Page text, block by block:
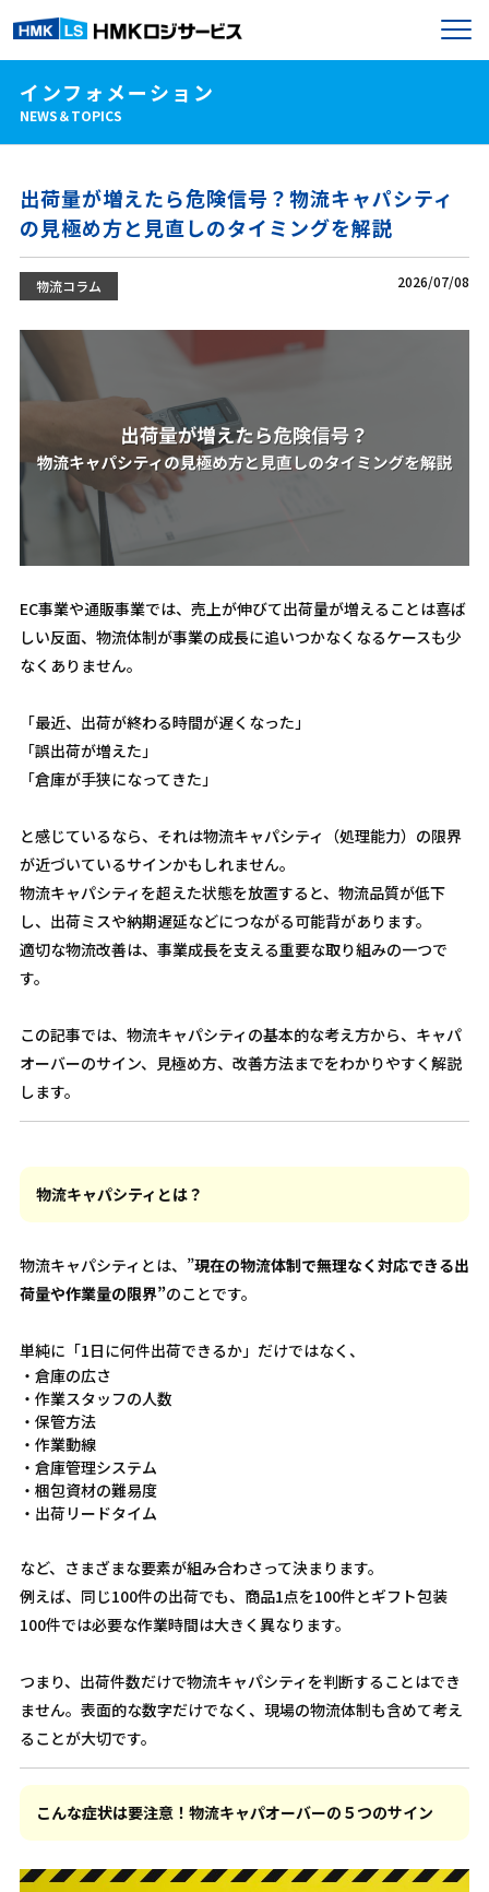
インフォメーション
NEWS＆TOPICS
出荷量が増えたら危険信号？物流キャパシティ
の見極め方と見直しのタイミングを解説
物流コラム 2026/07/08
EC事業や通販事業では、売上が伸びて出荷量が増えることは喜ば
しい反面、物流体制が事業の成長に追いつかなくなるケースも少
なくありません。
「最近、出荷が終わる時間が遅くなった」
「誤出荷が増えた」
「倉庫が手狭になってきた」
と感じているなら、それは物流キャパシティ（処理能力）の限界
が近づいているサインかもしれません。
物流キャパシティを超えた状態を放置すると、物流品質が低下
し、出荷ミスや納期遅延などにつながる可能背があります。
適切な物流改善は、事業成長を支える重要な取り組みの一つで
す。
この記事では、物流キャパシティの基本的な考え方から、キャパ
オーバーのサイン、見極め方、改善方法までをわかりやすく解説
します。
物流キャパシティとは？
物流キャパシティとは、”現在の物流体制で無理なく対応できる出
荷量や作業量の限界”のことです。
単純に「1日に何件出荷できるか」だけではなく、
・倉庫の広さ
・作業スタッフの人数
・保管方法
・作業動線
・倉庫管理システム
・梱包資材の難易度
・出荷リードタイム
など、さまざまな要素が組み合わさって決まります。
例えば、同じ100件の出荷でも、商品1点を100件とギフト包装
100件では必要な作業時間は大きく異なります。
つまり、出荷件数だけで物流キャパシティを判断することはでき
ません。表面的な数字だけでなく、現場の物流体制も含めて考え
ることが大切です。
こんな症状は要注意！物流キャパオーバーの５つのサイン